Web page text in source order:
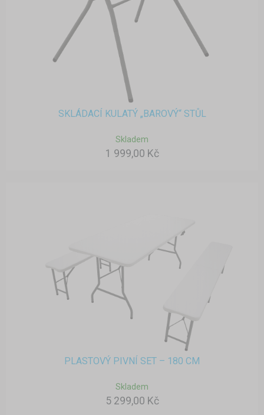
SKLÁDACÍ KULATÝ „BAROVÝ“ STŮL
Skladem
1 999,00 Kč
PLASTOVÝ PIVNÍ SET – 180 CM
Skladem
5 299,00 Kč